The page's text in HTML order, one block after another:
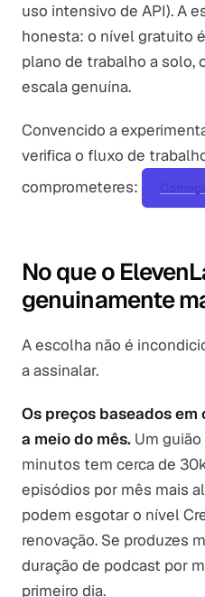
uso intensivo de API). A
honesta: o nível gratuito
plano de trabalho a solo,
escala genuína.
Convencido a
verifica o fluxo de
comprometeres:
No que o
genuinamente
A escolha não é
a assinalar.
Os preços baseados
a meio do mês. Um
minutos tem cerca de
episódios por mês mais
podem esgotar o nível
renovação. Se produzes
duração de podcast por
primeiro dia.